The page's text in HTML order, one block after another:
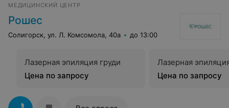
МЕДИЦИНСКИЙ ЦЕНТР
Рошес
Солигорск, ул. Л. Комсомола, 40а до 13:00
Лазерная эпиляция груди
Цена по запросу
Лазерная
Цена по запросу